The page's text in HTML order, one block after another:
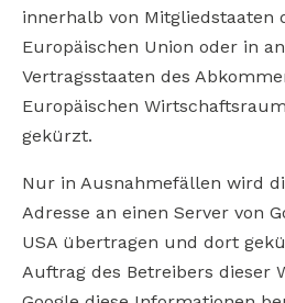
innerhalb von Mitgliedstaaten
Europäischen Union oder in
Vertragsstaaten des
Europäischen
gekürzt.
Nur in Ausnahmefällen wird
Adresse an einen Server von
USA übertragen und dort
Auftrag des Betreibers dieser